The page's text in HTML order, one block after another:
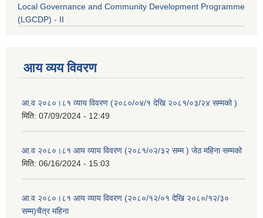
Local Governance and Community Development Programme
(LGCDP) - II
आय व्यय विवरण
आ.व २०८०।८१ व्याय विवरण (२०८०/०४/१ देखि २०८१/०३/२४ सम्मको )
मिति: 07/09/2024 - 12:49
आ.व २०८०।८१ आय व्याय विवरण (२०८१/०२/३२ सम्म ) जेठ महिना सम्मको
मिति: 06/16/2024 - 15:03
आ.व २०८०।८१ आय व्याय विवरण (२०८०/१२/०१ देखि २०८०/१२/३०
सम्म)चैत्र महिना